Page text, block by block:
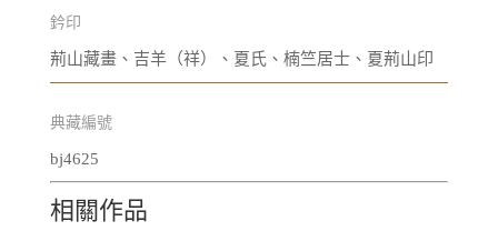
鈐印
荊山藏畫、吉羊（祥）、夏氏、楠竺居士、夏荊山印
典藏編號
bj4625
相關作品